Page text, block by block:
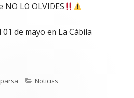
NO LO OLVIDES
de mayo en La Cábila
Categorías
Noticias